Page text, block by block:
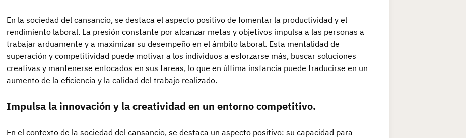
En la sociedad del cansancio, se destaca el aspecto positivo de fomentar la productividad y el
rendimiento laboral. La presión constante por alcanzar metas y objetivos impulsa a las personas a
trabajar arduamente y a maximizar su desempeño en el ámbito laboral. Esta mentalidad de
superación y competitividad puede motivar a los individuos a esforzarse más, buscar soluciones
creativas y mantenerse enfocados en sus tareas, lo que en última instancia puede traducirse en un
aumento de la eficiencia y la calidad del trabajo realizado.
Impulsa la innovación y la creatividad en un entorno competitivo.
En el contexto de la sociedad del cansancio, se destaca un aspecto positivo: su capacidad para